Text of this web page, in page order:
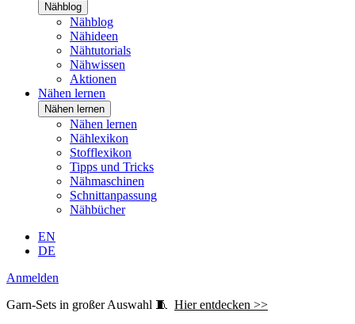
Nähblog
Nähblog
Nähideen
Nähtutorials
Nähwissen
Aktionen
Nähen lernen
Nähen lernen
Nähen lernen
Nählexikon
Stofflexikon
Tipps und Tricks
Nähmaschinen
Schnittanpassung
Nähbücher
EN
DE
Anmelden
Garn-Sets in großer Auswahl 🧵 Hier entdecken >>